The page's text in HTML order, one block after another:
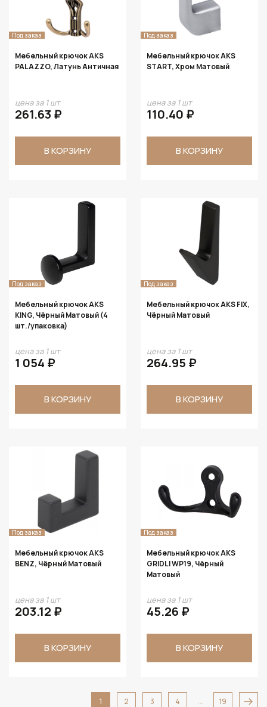
Под заказ
Мебельный крючок AKS
PALAZZO, Латунь Античная
цена за 1 шт
261.63 ₽
В КОРЗИНУ
Под заказ
Мебельный крючок AKS
START, Хром Матовый
цена за 1 шт
110.40 ₽
В КОРЗИНУ
Под заказ
Мебельный крючок AKS
KING, Чёрный Матовый (4
шт./упаковка)
цена за 1 шт
1 054 ₽
В КОРЗИНУ
Под заказ
Мебельный крючок AKS FIX,
Чёрный Матовый
цена за 1 шт
264.95 ₽
В КОРЗИНУ
Под заказ
Мебельный крючок AKS
BENZ, Чёрный Матовый
цена за 1 шт
203.12 ₽
В КОРЗИНУ
Под заказ
Мебельный крючок AKS
GRIDLI WP19, Чёрный
Матовый
цена за 1 шт
45.26 ₽
В КОРЗИНУ
1 2 3 4 ... 19